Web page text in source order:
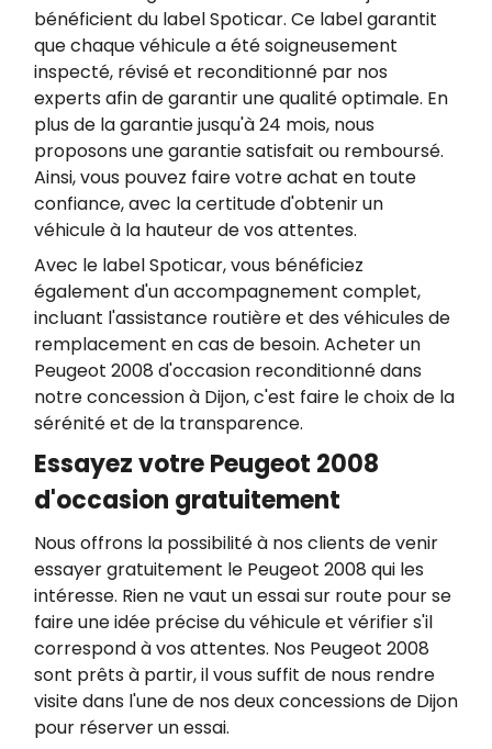
bénéficient du label Spoticar. Ce label garantit
que chaque véhicule a été soigneusement
inspecté, révisé et reconditionné par nos
experts afin de garantir une qualité optimale. En
plus de la garantie jusqu'à 24 mois, nous
proposons une garantie satisfait ou remboursé.
Ainsi, vous pouvez faire votre achat en toute
confiance, avec la certitude d'obtenir un
véhicule à la hauteur de vos attentes.
Avec le label Spoticar, vous bénéficiez
également d'un accompagnement complet,
incluant l'assistance routière et des véhicules de
remplacement en cas de besoin. Acheter un
Peugeot 2008 d'occasion reconditionné dans
notre concession à Dijon, c'est faire le choix de la
sérénité et de la transparence.
Essayez votre Peugeot 2008
d'occasion gratuitement
Nous offrons la possibilité à nos clients de venir
essayer gratuitement le Peugeot 2008 qui les
intéresse. Rien ne vaut un essai sur route pour se
faire une idée précise du véhicule et vérifier s'il
correspond à vos attentes. Nos Peugeot 2008
sont prêts à partir, il vous suffit de nous rendre
visite dans l'une de nos deux concessions de Dijon
pour réserver un essai.